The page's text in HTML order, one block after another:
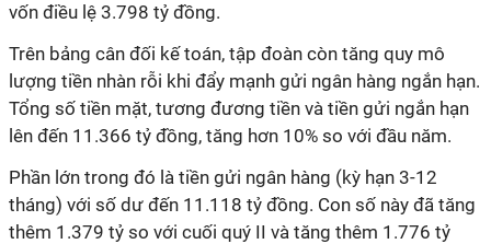
vốn điều lệ 3.798 tỷ đồng.
Trên bảng cân đối kế toán, tập đoàn còn tăng quy mô
lượng tiền nhàn rỗi khi đẩy mạnh gửi ngân hàng ngắn hạn.
Tổng số tiền mặt, tương đương tiền và tiền gửi ngắn hạn
lên đến 11.366 tỷ đồng, tăng hơn 10% so với đầu năm.
Phần lớn trong đó là tiền gửi ngân hàng (kỳ hạn 3-12
tháng) với số dư đến 11.118 tỷ đồng. Con số này đã tăng
thêm 1.379 tỷ so với cuối quý II và tăng thêm 1.776 tỷ